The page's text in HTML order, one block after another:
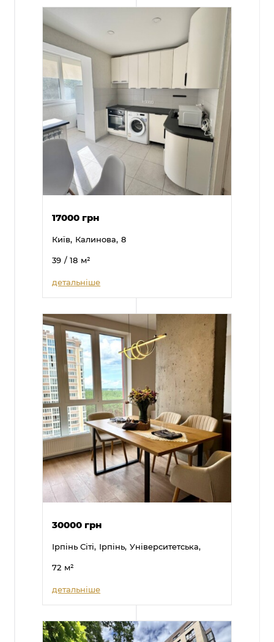
17000 грн
Київ, Калинова, 8
39 / 18 м²
детальніше
30000 грн
Ірпінь Сіті, Ірпінь, Університетська,
72 м²
детальніше